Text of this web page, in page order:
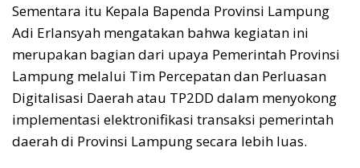
Sementara itu Kepala Bapenda Provinsi Lampung
Adi Erlansyah mengatakan bahwa kegiatan ini
merupakan bagian dari upaya Pemerintah Provinsi
Lampung melalui Tim Percepatan dan Perluasan
Digitalisasi Daerah atau TP2DD dalam menyokong
implementasi elektronifikasi transaksi pemerintah
daerah di Provinsi Lampung secara lebih luas.